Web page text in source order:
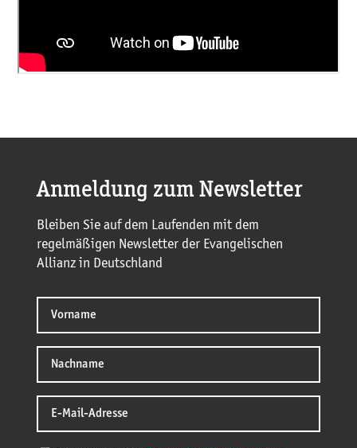
Anmeldung zum Newsletter
Bleiben Sie auf dem Laufenden mit dem
regelmäßigen Newsletter der Evangelischen
Allianz in Deutschland